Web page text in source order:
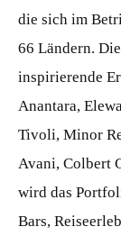
die sich im
66 Ländern.
inspirierende
Anantara,
Tivoli, Minor
Avani, Colbert
wird das
Bars,